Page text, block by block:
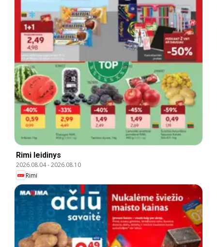
Rimi leidinys
2026.08.04-2026.08.10
Rimi